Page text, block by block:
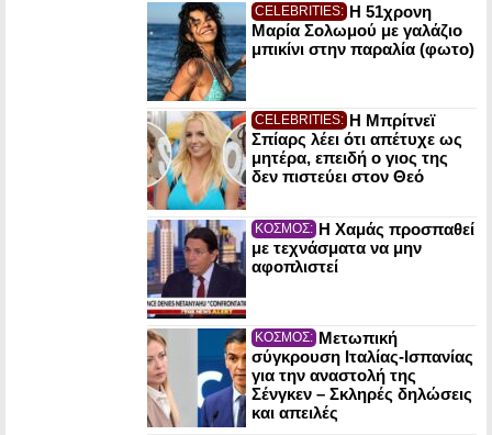
CELEBRITIES: Η 51χρονη
Μαρία Σολωμού με γαλάζιο
μπικίνι στην παραλία (φωτο)
CELEBRITIES: Η Μπρίτνεϊ
Σπίαρς λέει ότι απέτυχε ως
μητέρα, επειδή ο γιος της
δεν πιστεύει στον Θεό
ΚΟΣΜΟΣ: Η Χαμάς προσπαθεί
με τεχνάσματα να μην
αφοπλιστεί
ΚΟΣΜΟΣ: Μετωπική
σύγκρουση Ιταλίας-Ισπανίας
για την αναστολή της
Σένγκεν – Σκληρές δηλώσεις
και απειλές